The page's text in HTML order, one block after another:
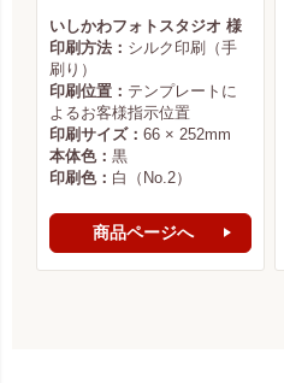
いしかわフォトスタジオ 様
印刷方法： シルク印刷（手
刷り）
印刷位置： テンプレートに
よるお客様指示位置
印刷サイズ： 66 × 252mm
本体色： 黒
印刷色： 白（No.2）
商品ページへ